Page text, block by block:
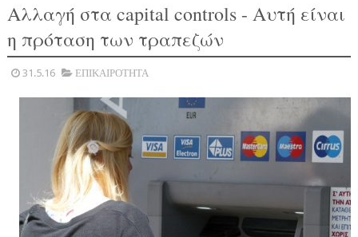
Αλλαγή στα capital controls - Αυτή είναι
η πρόταση των τραπεζών
31.5.16 ΕΠΙΚΑΙΡΟΤΗΤΑ